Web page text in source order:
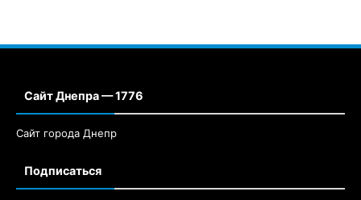
Сайт Днепра — 1776
Сайт города Днепр
Подписаться